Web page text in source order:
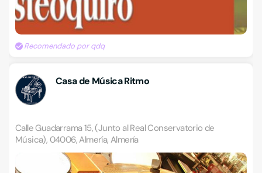
Recomendado por qdq
Casa de Música Ritmo
Calle Guadarrama 15, (Junto al Real Conservatorio de
Música), 04006, Almería, Almería